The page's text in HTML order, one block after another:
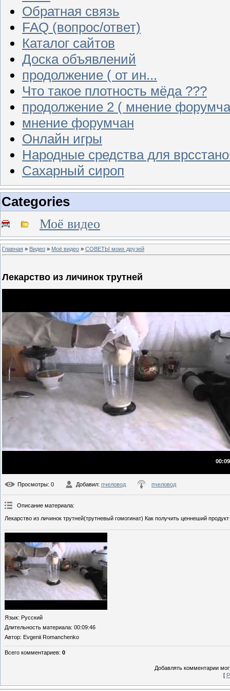
Обратная связь
FAQ (вопрос/ответ)
Каталог сайтов
Доска объявлений
продолжение ( от ин...
Что такое плотность мёда ???
продолжение 2 ( мнение
мнение форумчан
Онлайн игры
Народные средства для
Сахарный сироп
Categories
Моё видео
Главная » Видео » Моё видео » СОВЕТЫ моих друзей
Лекарство из личинок трутней
Просмотры: 0 Добавил: пчеловод пчеловод
Описание материала:
Лекарство из личинок трутней(трутневый гомогинат) Как получить ценнеший
Язык: Русский
Длительность материала: 00:09:46
Автор: Evgenii Romanchenko
Всего комментариев: 0
Добавлять комментарии
[